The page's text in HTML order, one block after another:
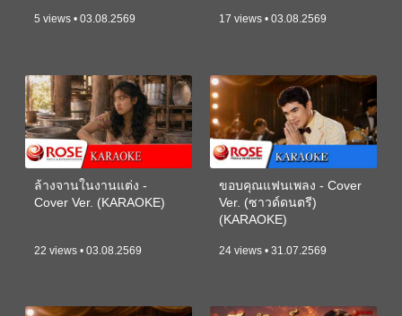
5 views • 03.08.2569 17 views • 03.08.2569
ล้างจานในงานแต่ง -
Cover Ver. (KARAOKE)
22 views • 03.08.2569
ขอบคุณแฟนเพลง - Cover
Ver. (ซาวด์ดนตรี)
(KARAOKE)
24 views • 31.07.2569